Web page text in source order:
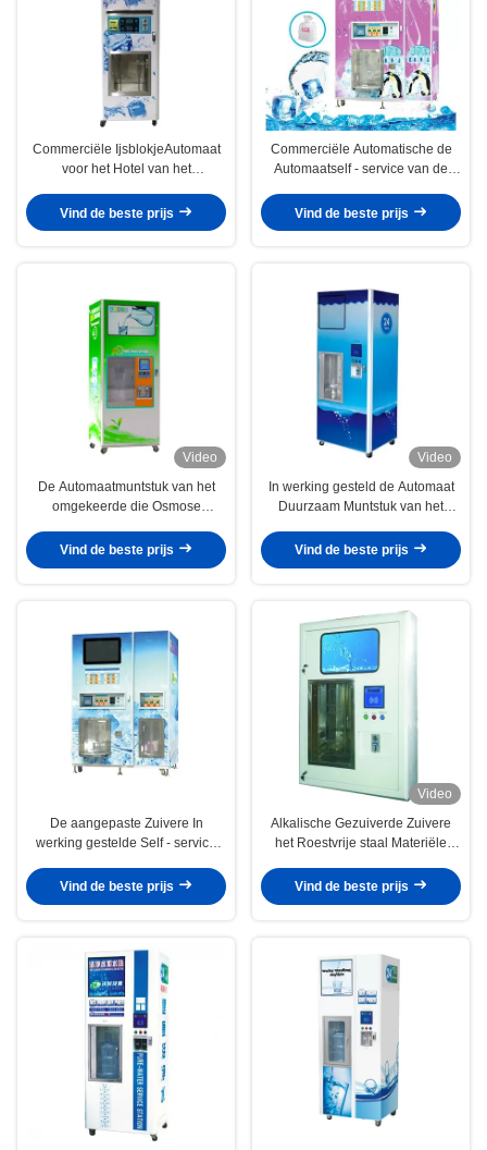
Commerciële IjsblokjeAutomaat
voor het Hotel van het
Vind de beste prijs
Commerciële Automatische de
Automaatself - service van de
Vind de beste prijs
Video
De Automaatmuntstuk van het
omgekeerde die Osmose
werking wordt gesteld
Vind de beste prijs
Video
In werking gesteld de Automaat
Duurzaam Muntstuk van het
Water
Vind de beste prijs
De aangepaste Zuivere In
werking gestelde Self - service
Vind de beste prijs
Video
Alkalische Gezuiverde Zuivere
het Roestvrije staal Materiële
Vind de beste prijs